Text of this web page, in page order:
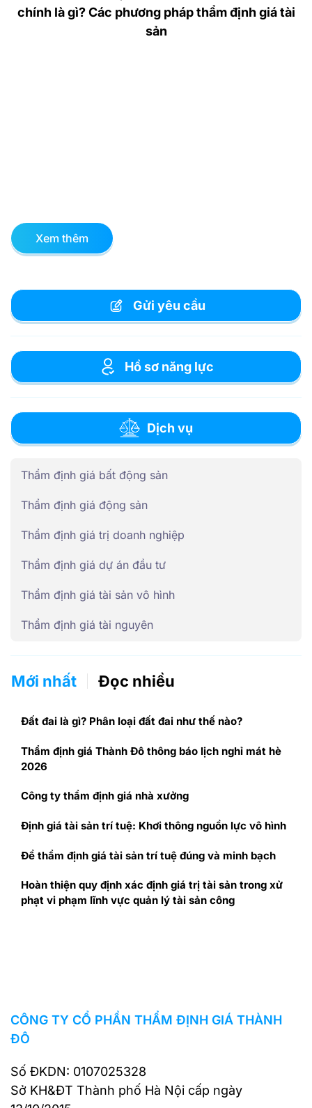
chính là gì? Các phương pháp thẩm định giá tài
sản
Xem thêm
Gửi yêu cầu
Hồ sơ năng lực
Dịch vụ
Thẩm định giá bất động sản
Thẩm định giá động sản
Thẩm định giá trị doanh nghiệp
Thẩm định giá dự án đầu tư
Thẩm định giá tài sản vô hình
Thẩm định giá tài nguyên
Mới nhất Đọc nhiều
Đất đai là gì? Phân loại đất đai như thế nào?
Thẩm định giá Thành Đô thông báo lịch nghỉ mát hè
2026
Công ty thẩm định giá nhà xưởng
Định giá tài sản trí tuệ: Khơi thông nguồn lực vô hình
Để thẩm định giá tài sản trí tuệ đúng và minh bạch
Hoàn thiện quy định xác định giá trị tài sản trong xử
phạt vi phạm lĩnh vực quản lý tài sản công
CÔNG TY CỔ PHẦN THẨM ĐỊNH GIÁ THÀNH
ĐÔ
Số ĐKDN: 0107025328
Sở KH&ĐT Thành phố Hà Nội cấp ngày